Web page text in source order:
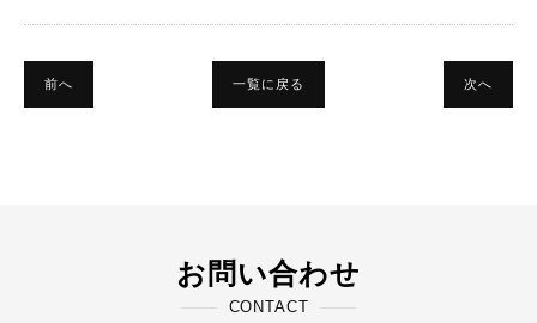
一覧に戻る
前へ 次へ
お問い合わせ
CONTACT